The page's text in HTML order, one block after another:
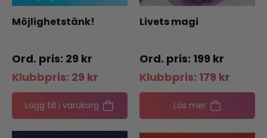
Möjlighetstänk!
29 kr
Klubbpris: 29 kr
Lägg till i varukorg
Livets magi
199 kr
Klubbpris: 179 kr
Läs mer